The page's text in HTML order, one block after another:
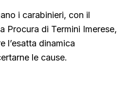
i carabinieri, con il
Procura di Termini Imerese,
l’esatta dinamica
le cause.